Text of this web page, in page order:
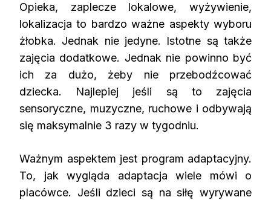
Opieka, zaplecze lokalowe, wyżywienie,
lokalizacja to bardzo ważne aspekty wyboru
żłobka. Jednak nie jedyne. Istotne są także
zajęcia dodatkowe. Jednak nie powinno być
ich za dużo, żeby nie przebodźcować
dziecka. Najlepiej jeśli są to zajęcia
sensoryczne, muzyczne, ruchowe i odbywają
się maksymalnie 3 razy w tygodniu.
Ważnym aspektem jest program adaptacyjny.
To, jak wygląda adaptacja wiele mówi o
placówce. Jeśli dzieci są na siłę wyrywane